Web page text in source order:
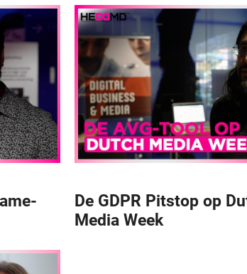
De GDPR Pitstop op
Media Week